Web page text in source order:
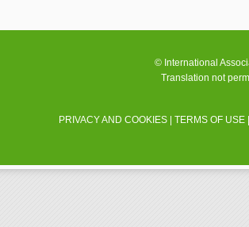
© International
Translation not
PRIVACY AND COOKIES |TERMS OF USE